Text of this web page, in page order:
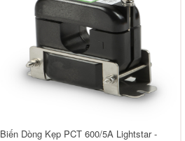
Biến Dòng Kẹp PCT 600/5A Lightstar -